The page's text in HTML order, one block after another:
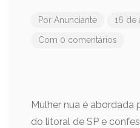
Por Anunciante 16 de
Com 0 comentários
Mulher nua é abordada
do litoral de SP e